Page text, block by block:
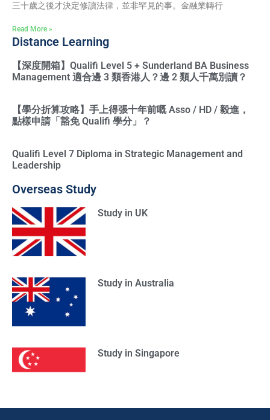
三十歲之後才決定修讀法律，並非罕見的事。金融業轉行
Read More »
Distance Learning
【深度開箱】Qualifi Level 5 + Sunderland BA Business
Management 適合邊 3 類香港人？邊 2 類人千萬別讀？
【學分折算攻略】手上得張十年前嘅 Asso / HD / 毅進，
點樣申請「豁免 Qualifi 學分」？
Qualifi Level 7 Diploma in Strategic Management and
Leadership
Overseas Study
Study in UK
Study in Australia
Study in Singapore